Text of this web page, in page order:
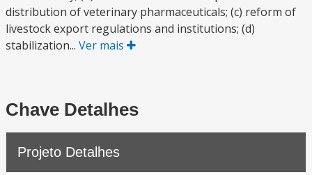
distribution of veterinary pharmaceuticals; (c) reform of
livestock export regulations and institutions; (d)
stabilization... Ver mais
Chave Detalhes
Projeto Detalhes